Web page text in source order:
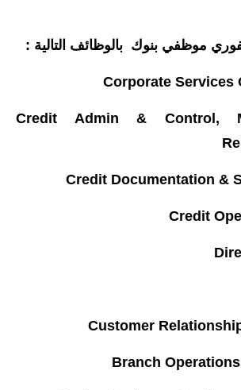
موظفي بنوك بالوظائف التالية :
Corporate Services
Credit Admin & Control,
Credit Documentation &
Credit
Customer
Branch